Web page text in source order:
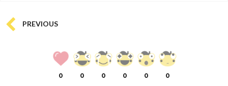
PREVIOUS
0 0 0 0 0 0